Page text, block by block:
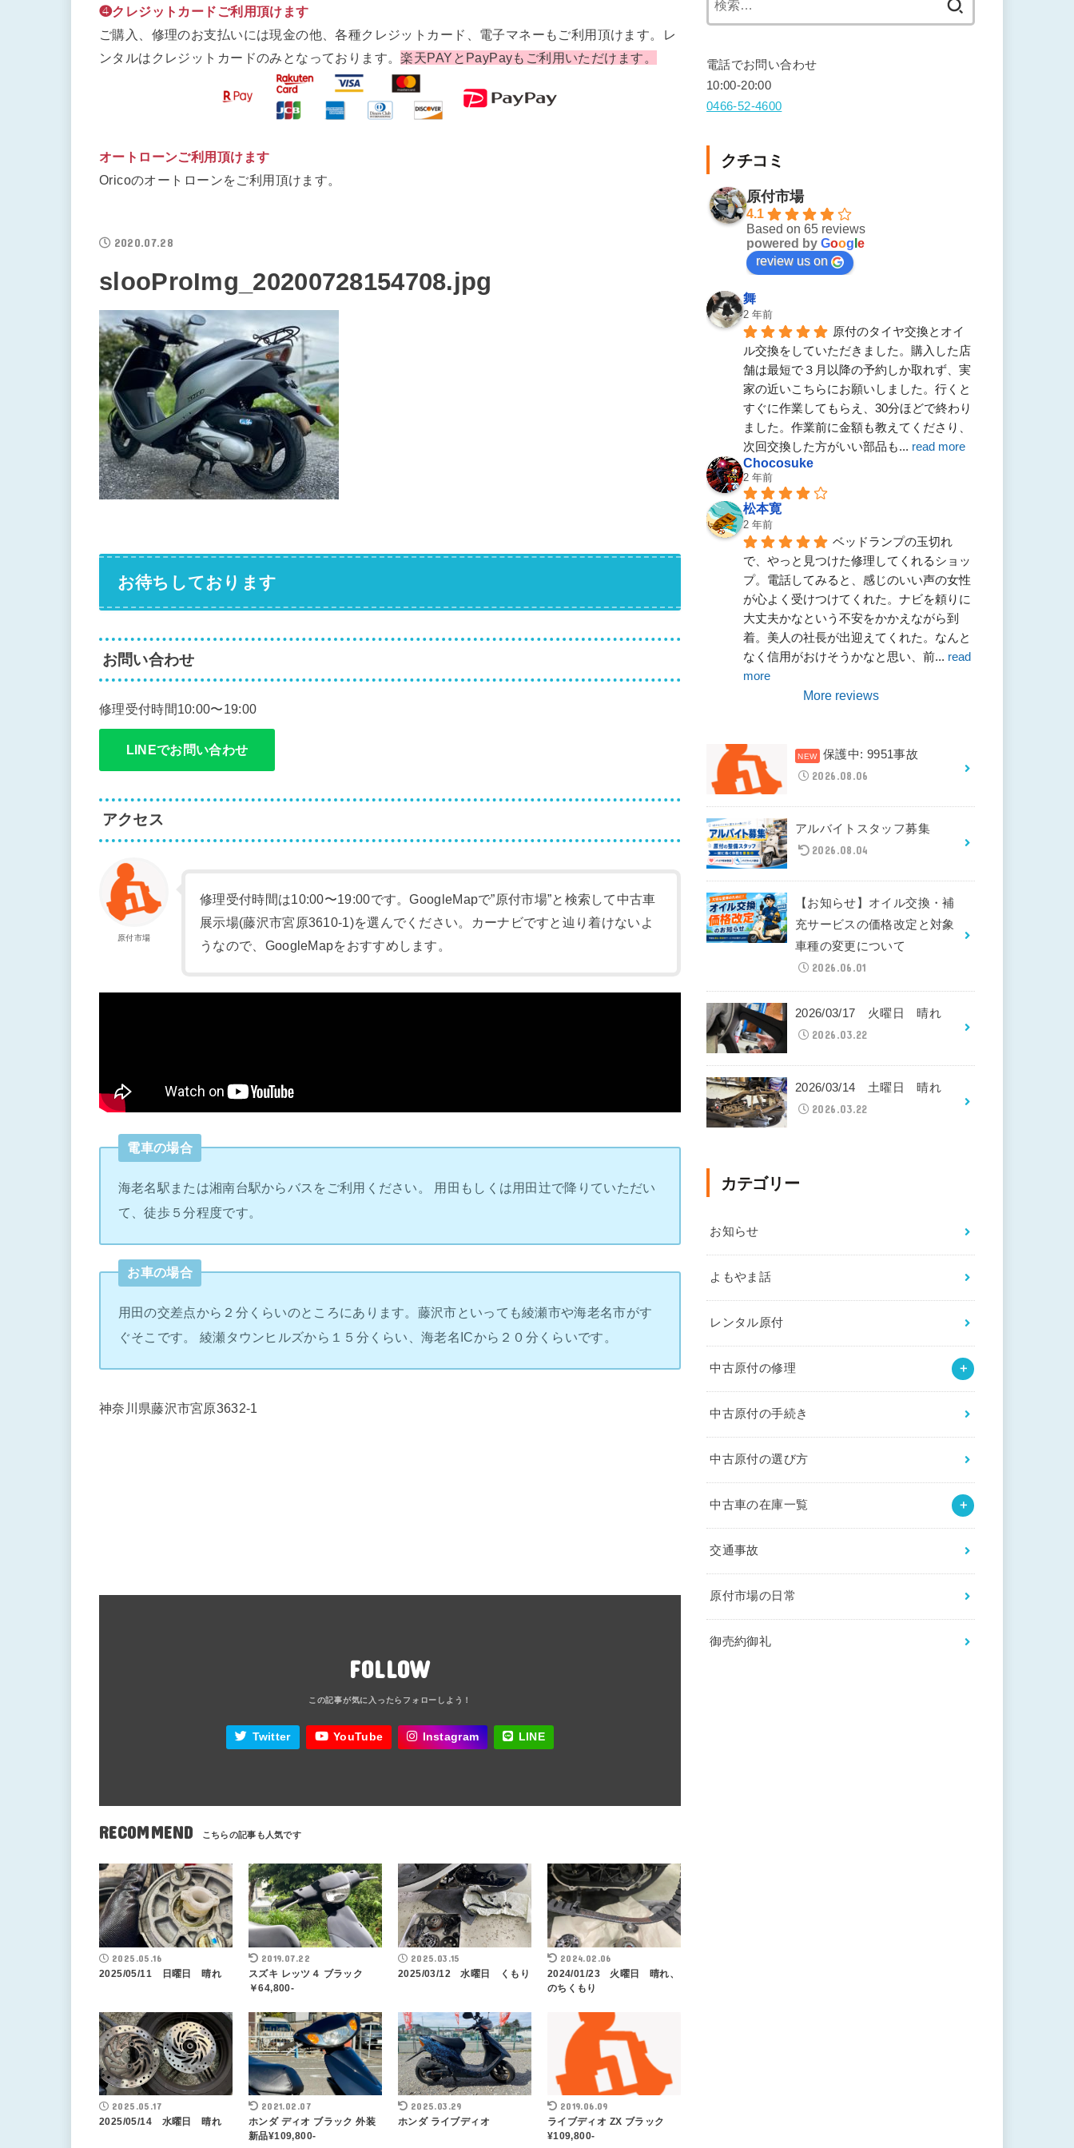
❹クレジットカードご利用頂けます
ご購入、修理のお支払いには現金の他、各種クレジットカード、電子マネーもご利用頂けます。レ
ンタルはクレジットカードのみとなっております。楽天PAYとPayPayもご利用いただけます。
オートローンご利用頂けます
Oricoのオートローンをご利用頂けます。
2020.07.28
slooProImg_20200728154708.jpg
お待ちしております
お問い合わせ
修理受付時間10:00〜19:00
LINEでお問い合わせ
アクセス
原付市場
修理受付時間は10:00〜19:00です。GoogleMapで”原付市場”と検索して中古車
展示場(藤沢市宮原3610-1)を選んでください。カーナビですと辿り着けないよ
うなので、GoogleMapをおすすめします。
電車の場合
海老名駅または湘南台駅からバスをご利用ください。 用田もしくは用田辻で降りていただい
て、徒歩５分程度です。
お車の場合
用田の交差点から２分くらいのところにあります。藤沢市といっても綾瀬市や海老名市がす
ぐそこです。 綾瀬タウンヒルズから１５分くらい、海老名ICから２０分くらいです。
神奈川県藤沢市宮原3632-1
FOLLOW
Twitter YouTube Instagram LINE
RECOMMEND
2025.05.16
2025/05/11 日曜日 晴れ
2019.07.22
スズキ レッツ４ ブラック
￥64,800-
2025.03.15
2025/03/12 水曜日 くもり
2024.02.06
2024/01/23 火曜日 晴れ、
のちくもり
2025.05.17
2025/05/14 水曜日 晴れ
2021.02.07
ホンダ ディオ ブラック 外装
新品¥109,800-
2025.03.29
ホンダ ライブディオ
2019.06.09
ライブディオ ZX ブラック
¥109,800-
電話でお問い合わせ
10:00-20:00
0466-52-4600
クチコミ
原付市場
4.1
Based on 65 reviews
powered by Goog e
review us on
舞
2 年前
原付のタイヤ交換とオイ
ル交換をしていただきました。購入した店
舗は最短で３月以降の予約しか取れず、実
家の近いこちらにお願いしました。行くと
すぐに作業してもらえ、30分ほどで終わり
ました。作業前に金額も教えてくださり、
次回交換した方がいい部品も... read more
Chocosuke
2 年前
松本寛
2 年前
ベッドランプの玉切れ
で、やっと見つけた修理してくれるショッ
プ。電話してみると、感じのいい声の女性
が心よく受けつけてくれた。ナビを頼りに
大丈夫かなという不安をかかえながら到
着。美人の社長が出迎えてくれた。なんと
なく信用がおけそうかなと思い、前... read
more
More reviews
保護中: 9951事故
2026.08.06
アルバイトスタッフ募集
2026.08.04
【お知らせ】オイル交換・補
充サービスの価格改定と対象
車種の変更について
2026.06.01
2026/03/17 火曜日 晴れ
2026.03.22
2026/03/14 土曜日 晴れ
2026.03.22
カテゴリー
お知らせ
よもやま話
レンタル原付
中古原付の修理
中古原付の手続き
中古原付の選び方
中古車の在庫一覧
交通事故
原付市場の日常
御売約御礼